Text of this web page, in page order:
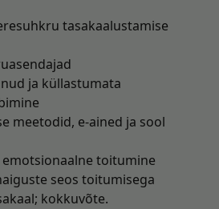
tasakaalustamise
ja küllastumata
meetodid, e-ained ja sool
toitumine
seos toitumisega
kokkuvõte.